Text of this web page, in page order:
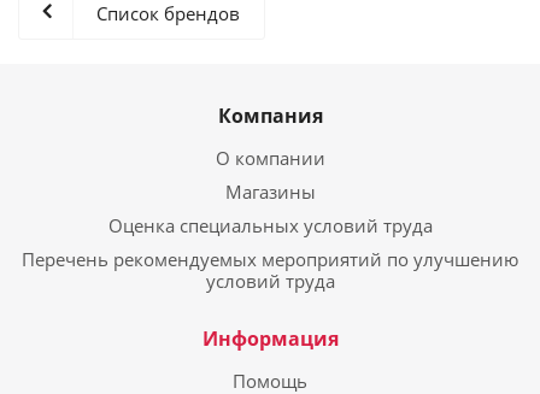
Список брендов
Компания
О компании
Магазины
Оценка специальных условий труда
Перечень рекомендуемых мероприятий по улучшению
условий труда
Информация
Помощь